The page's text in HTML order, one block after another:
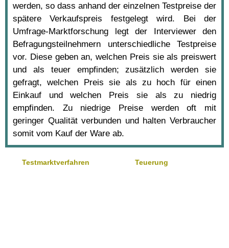
werden, so dass anhand der einzelnen Testpreise der
spätere Verkaufspreis festgelegt wird. Bei der
Umfrage-Marktforschung legt der Interviewer den
Befragungsteilnehmern unterschiedliche Testpreise
vor. Diese geben an, welchen Preis sie als preiswert
und als teuer empfinden; zusätzlich werden sie
gefragt, welchen Preis sie als zu hoch für einen
Einkauf und welchen Preis sie als zu niedrig
empfinden. Zu niedrige Preise werden oft mit
geringer Qualität verbunden und halten Verbraucher
somit vom Kauf der Ware ab.
Testmarktverfahren Teuerung